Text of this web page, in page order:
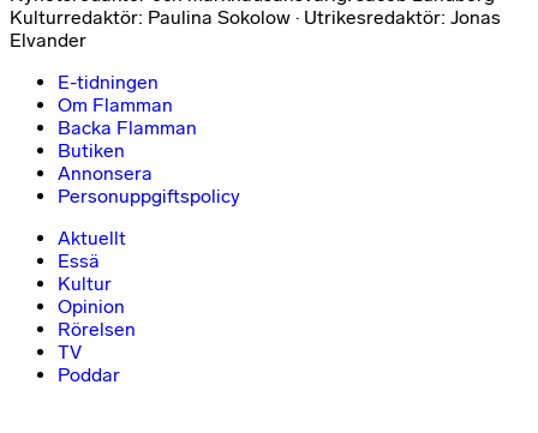
Kulturredaktör: Paulina Sokolow · Utrikesredaktör: Jonas
Elvander
E-tidningen
Om Flamman
Backa Flamman
Butiken
Annonsera
Personuppgiftspolicy
Aktuellt
Essä
Kultur
Opinion
Rörelsen
TV
Poddar